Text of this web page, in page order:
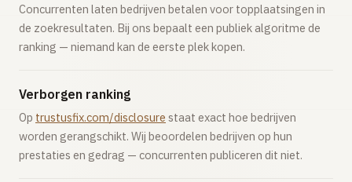
Concurrenten laten bedrijven betalen voor topplaatsingen in
de zoekresultaten. Bij ons bepaalt een publiek algoritme de
ranking — niemand kan de eerste plek kopen.
Verborgen ranking
Op trustusfix.com/disclosure staat exact hoe bedrijven
worden gerangschikt. Wij beoordelen bedrijven op hun
prestaties en gedrag — concurrenten publiceren dit niet.